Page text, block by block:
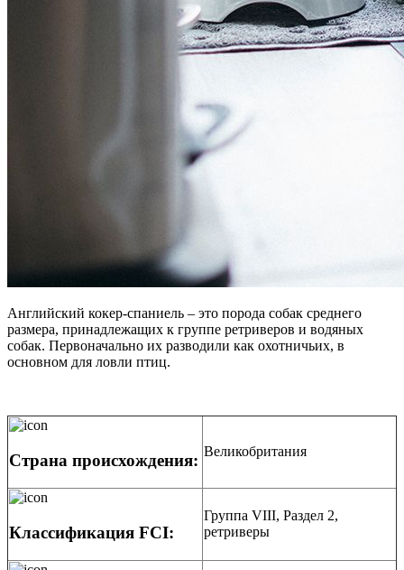
Английский кокер-спаниель – это порода собак среднего
размера, принадлежащих к группе ретриверов и водяных
собак. Первоначально их разводили как охотничьих, в
основном для ловли птиц.
Страна происхождения: Великобритания
Классификация FCI:
Группа VIII, Раздел 2,
ретриверы